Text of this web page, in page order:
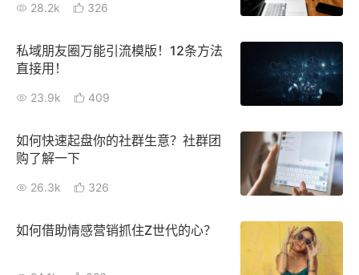
28.2k 326
私域朋友圈万能引流模版！12条方法
直接用！
23.9k 409
如何快速起盘你的社群生意？社群团
购了解一下
26.3k 326
如何借助情感营销抓住Z世代的心？